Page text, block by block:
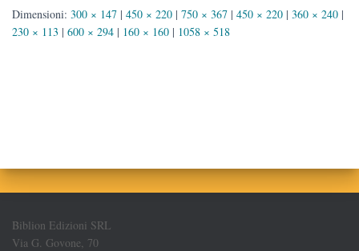
Dimensioni: 300 × 147 | 450 × 220 | 750 × 367 | 450 × 220 | 360 × 240 |
230 × 113 | 600 × 294 | 160 × 160 | 1058 × 518
Biblion Edizioni SRL
Via G. Govone, 70